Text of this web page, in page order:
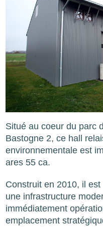
Situé au coeur du parc
Bastogne 2, ce hall
environnementale est
ares 55 ca.
Construit en 2010, il
une infrastructure
immédiatement
emplacement